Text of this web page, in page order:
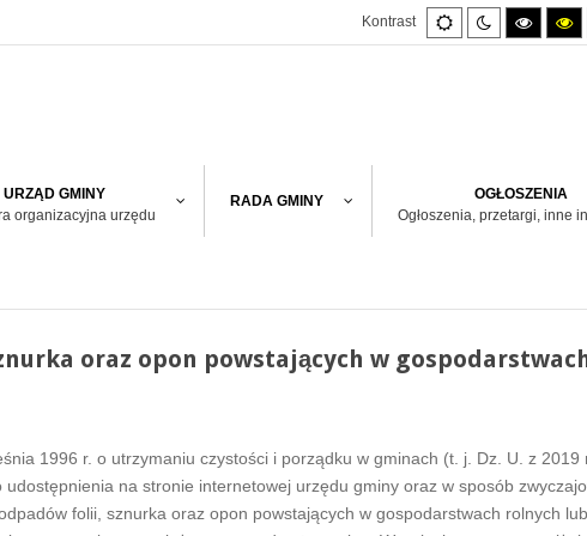
Kontrast
Default
mode
Night
mode
High
URZĄD GMINY
organizacyjna urzędu
RADA GMINY
OGŁOSZENIA
Ogłoszenia, przetargi, inne
oraz opon powstających w
1996 r. o utrzymaniu czystości i porządku w gminach (t. j. Dz. U. z 2019
na stronie internetowej urzędu gminy oraz w sposób
folii, sznurka oraz opon powstających w gospodarstwach rolnych lub